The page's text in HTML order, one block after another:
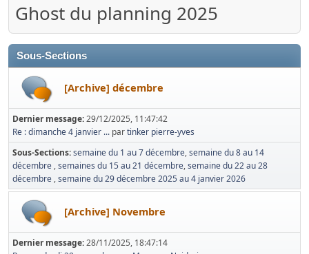
Ghost du planning 2025
Sous-Sections
[Archive] décembre
Dernier message:29/12/2025, 11:47:42
Re : dimanche 4 janvier ... partinker pierre-yves
Sous-Sections semaine du 1 au 7 décembre semaine du 8 au 14
décembre semaines du 15 au 21 décembre semaine du 22 au 28
décembre semaine du 29 décembre 2025 au 4 janvier 2026
[Archive] Novembre
Dernier message:28/11/2025, 18:47:14